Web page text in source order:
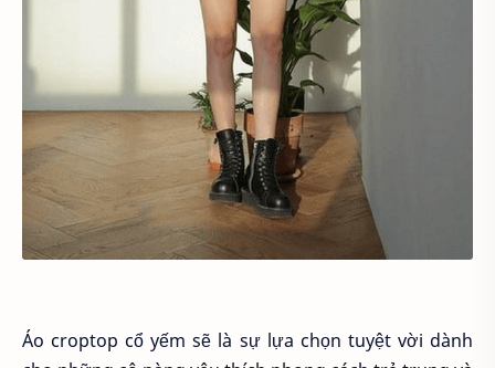
Áo croptop cổ yếm sẽ là sự lựa chọn tuyệt vời dành